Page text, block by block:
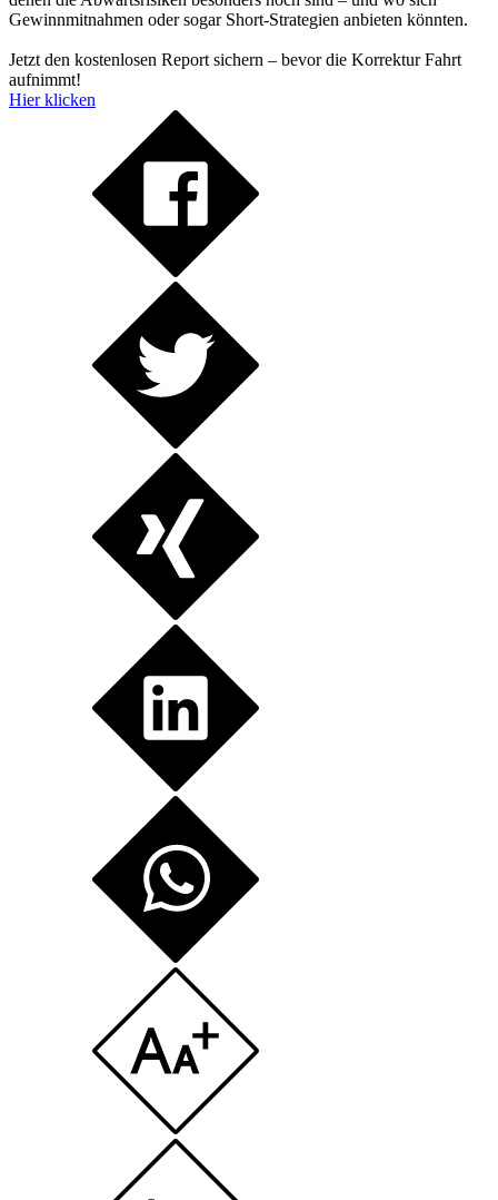
Gewinnmitnahmen oder sogar Short-Strategien anbieten könnten.
Jetzt den kostenlosen Report sichern – bevor die Korrektur Fahrt
aufnimmt!
Hier klicken